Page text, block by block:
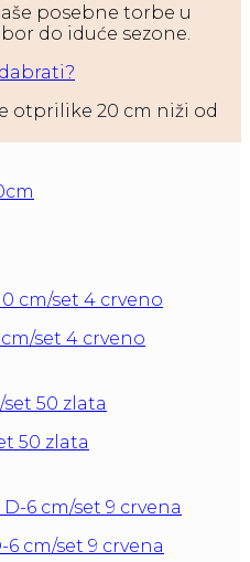
posebne torbe u
do iduće sezone.
otprilike 20 cm niži od
set 4 crveno
50 zlata
cm/set 9 crvena